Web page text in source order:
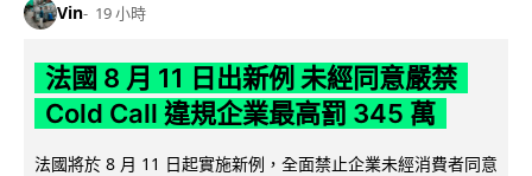
Vin 19 小時
法國 8 月 11 日出新例 未經同意嚴禁
Cold Call 違規企業最高罰 345 萬
法國將於 8 月 11 日起實施新例，全面禁止企業未經消費者同意